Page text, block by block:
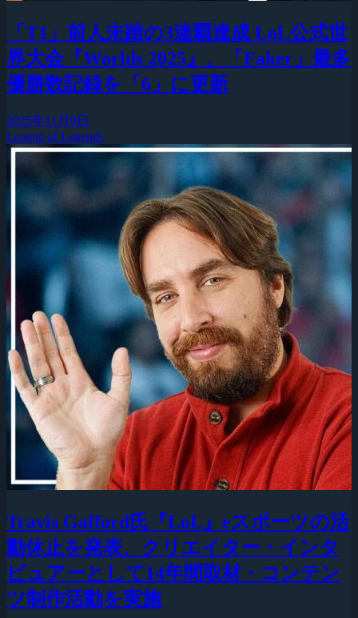
「T1」前人未踏の3連覇達成 LoL公式世
界大会『Worlds 2025』、「Faker」最多
優勝数記録を「6」に更新
2025年11月9日
League of Legends
Travis Gafford氏『LoL』eスポーツの活
動休止を発表、クリエイター・インタ
ビュアーとして14年間取材・コンテン
ツ制作活動を実施